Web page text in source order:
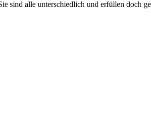
sind alle unterschiedlich und erfüllen doch